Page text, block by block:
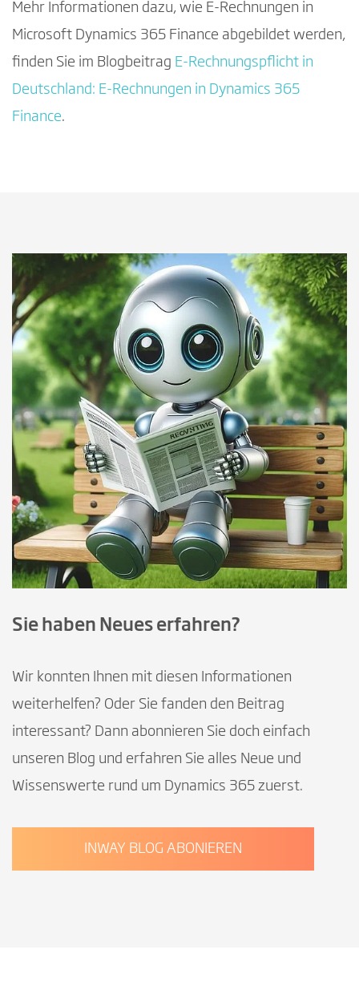
Mehr Informationen dazu, wie E-Rechnungen in
Microsoft Dynamics 365 Finance abgebildet werden,
finden Sie im Blogbeitrag E-Rechnungspflicht in
Deutschland: E-Rechnungen in Dynamics 365
Finance​​​​​​​.
Sie haben Neues erfahren?
Wir konnten Ihnen mit diesen Informationen
weiterhelfen? Oder Sie fanden den Beitrag
interessant? Dann abonnieren Sie doch einfach
unseren Blog und erfahren Sie alles Neue und
Wissenswerte rund um Dynamics 365 zuerst.
INWAY BLOG ABONIEREN